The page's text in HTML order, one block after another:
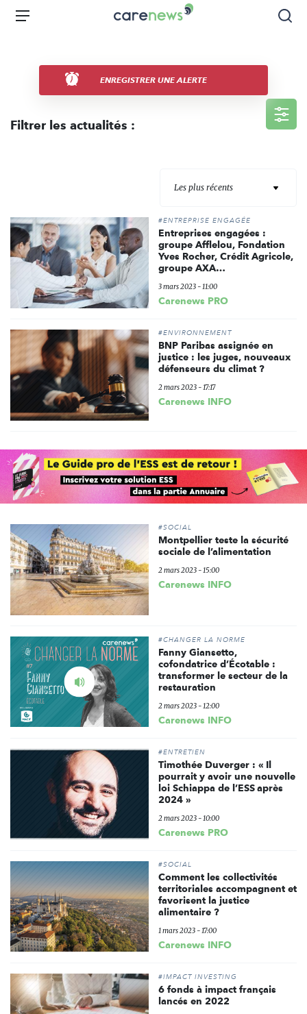
Aller
Carenews,
acteurs
de
Menu
ENREGISTRER UNE ALERTE
Filtrer les actualités :
Les plus récents
#ENTREPRISE ENGAGÉE
Entreprises engagées :
groupe Afflelou, Fondation
Yves Rocher, Crédit Agricole,
groupe AXA…
3 mars 2023 - 11:00
Carenews PRO
#ENVIRONNEMENT
BNP Paribas assignée en
justice : les juges, nouveaux
défenseurs du climat ?
2 mars 2023 - 17:17
Carenews INFO
#SOCIAL
Montpellier teste la sécurité
sociale de l’alimentation
2 mars 2023 - 15:00
Carenews INFO
Ecouter
le
podcast
#CHANGER LA NORME
Fanny Giansetto,
cofondatrice d’Écotable :
transformer le secteur de la
restauration
2 mars 2023 - 12:00
Carenews INFO
#ENTRETIEN
Timothée Duverger : « Il
pourrait y avoir une nouvelle
loi Schiappa de l’ESS après
2024 »
2 mars 2023 - 10:00
Carenews PRO
#SOCIAL
Comment les collectivités
territoriales accompagnent et
favorisent la justice
alimentaire ?
1 mars 2023 - 17:00
Carenews INFO
#IMPACT INVESTING
6 fonds à impact français
lancés en 2022